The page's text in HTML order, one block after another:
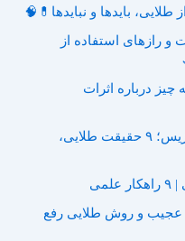
رازهای استفاده از
درباره اثرات
بی خوابی در بیماران مبتلا به پسوریازیس؛ ۹ حقیقت طلایی،
11 واقعیت عجیب و روش طلایی رفع